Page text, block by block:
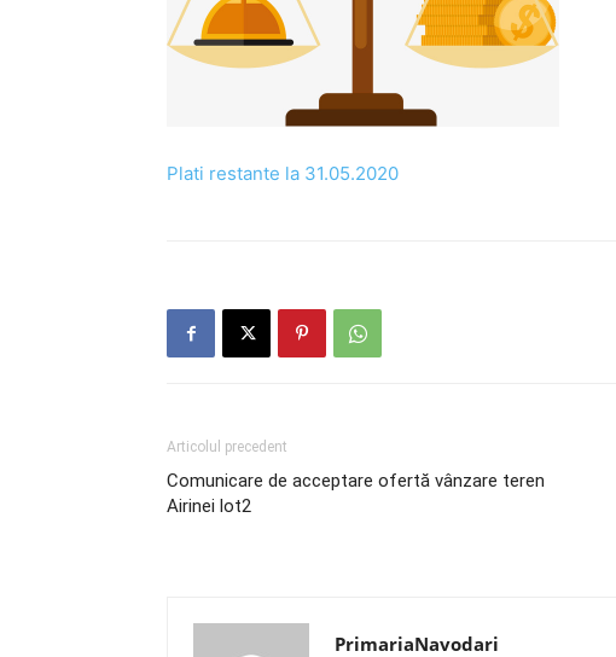
Plati restante la 31.05.2020
Articolul precedent
Comunicare de acceptare ofertă vânzare teren
Airinei lot2
PrimariaNavodari